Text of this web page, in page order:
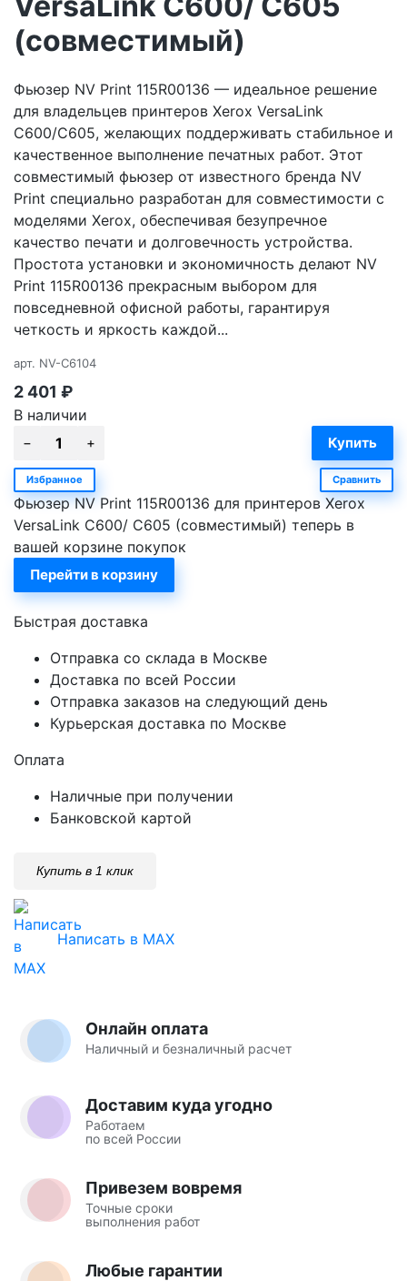
(совместимый)
Фьюзер NV Print 115R00136 — идеальное решение
для владельцев принтеров Xerox VersaLink
C600/C605, желающих поддерживать стабильное и
качественное выполнение печатных работ. Этот
совместимый фьюзер от известного бренда NV
Print специально разработан для совместимости с
моделями Xerox, обеспечивая безупречное
качество печати и долговечность устройства.
Простота установки и экономичность делают NV
Print 115R00136 прекрасным выбором для
повседневной офисной работы, гарантируя
четкость и яркость каждой...
арт. NV-C6104
2 401 ₽
В наличии
Избранное Сравнить
Фьюзер NV Print 115R00136 для принтеров Xerox
VersaLink C600/ C605 (совместимый) теперь в
вашей корзине покупок
Перейти в корзину
Быстрая доставка
Отправка со склада в Москве
Доставка по всей России
Отправка заказов на следующий день
Курьерская доставка по Москве
Оплата
Наличные при получении
Банковской картой
Купить в 1 клик
Написать в MAX
Онлайн оплата
Наличный и безналичный расчет
Доставим куда угодно
Работаем
по всей России
Привезем вовремя
Точные сроки
выполнения работ
Любые гарантии